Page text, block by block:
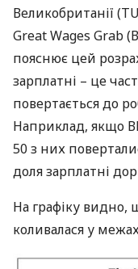
Великобританії (
Great Wages Grab
пояснює цей
зарплатні – це
повертається до
Наприклад, якщо
50 з них
доля зарплатні
На графіку видно,
коливалася у